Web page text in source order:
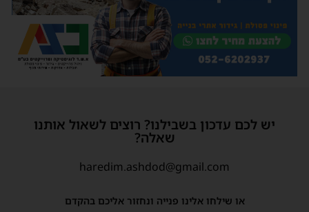
יש לכם עדכון בשבילנו? רוצים לשאול אותנו
שאלה?
haredim.ashdod@gmail.com
או שילחו אלינו פנייה ונחזור אליכם בהקדם